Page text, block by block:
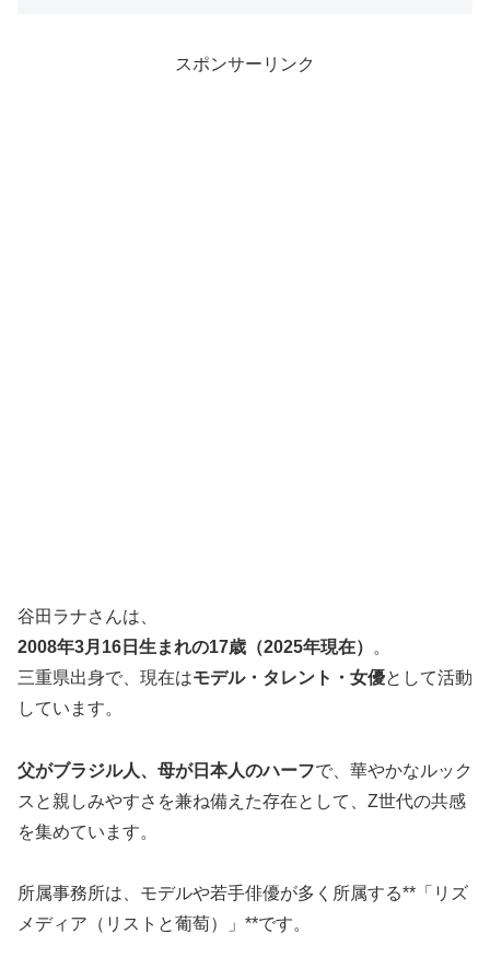
スポンサーリンク
谷田ラナさんは、
2008年3月16日生まれの17歳（2025年現在）
。
三重県出身で、現在はモデル・タレント・女優として活動
しています。
父がブラジル人、母が日本人のハーフで、華やかなルック
スと親しみやすさを兼ね備えた存在として、Z世代の共感
を集めています。
所属事務所は、モデルや若手俳優が多く所属する**「リズ
メディア（リストと葡萄）」**です。